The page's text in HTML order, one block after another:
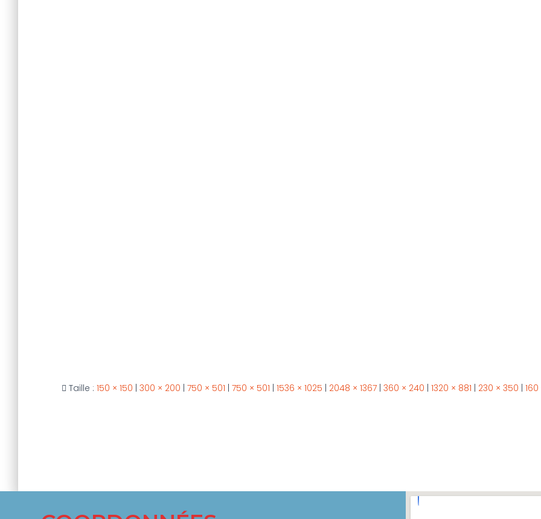
Taille : 150 × 150 300 × 200 750 × 501 750 × 501 1536 × 1025 2048 × 1367 360 × 240 1320 × 881 230 × 350 160